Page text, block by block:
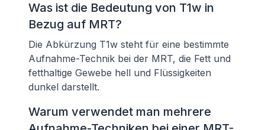
Was ist die Bedeutung von T1w in
Bezug auf MRT?
Die Abkürzung T1w steht für eine bestimmte
Aufnahme-Technik bei der MRT, die Fett und
fetthaltige Gewebe hell und Flüssigkeiten
dunkel darstellt.
Warum verwendet man mehrere